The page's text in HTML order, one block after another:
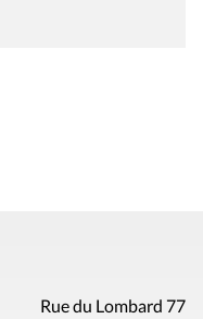
Rue du Lombard 77